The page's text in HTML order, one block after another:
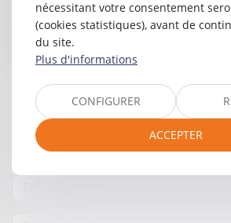
ContacterLéo
nécessitant votre consentement
(cookies statistiques), avant de
du site.
Plus d'informations
CONFIGURER
ACCEPTER